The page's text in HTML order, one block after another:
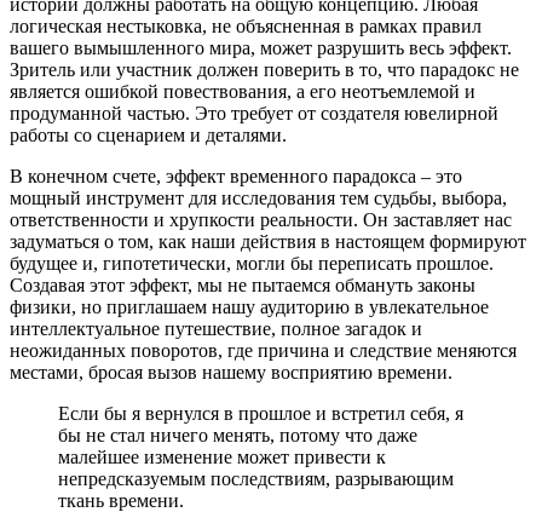
логическая нестыковка, не объясненная в рамках правил
вашего вымышленного мира, может разрушить весь эффект.
Зритель или участник должен поверить в то, что парадокс не
является ошибкой повествования, а его неотъемлемой и
продуманной частью. Это требует от создателя ювелирной
работы со сценарием и деталями.
В конечном счете, эффект временного парадокса – это
мощный инструмент для исследования тем судьбы, выбора,
ответственности и хрупкости реальности. Он заставляет нас
задуматься о том, как наши действия в настоящем формируют
будущее и, гипотетически, могли бы переписать прошлое.
Создавая этот эффект, мы не пытаемся обмануть законы
физики, но приглашаем нашу аудиторию в увлекательное
интеллектуальное путешествие, полное загадок и
неожиданных поворотов, где причина и следствие меняются
местами, бросая вызов нашему восприятию времени.
Если бы я вернулся в прошлое и встретил себя, я
бы не стал ничего менять, потому что даже
малейшее изменение может привести к
непредсказуемым последствиям, разрывающим
ткань времени.